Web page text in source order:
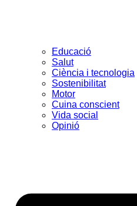
Educació
Salut
Ciència i tecnologia
Sostenibilitat
Motor
Cuina conscient
Vida social
Opinió